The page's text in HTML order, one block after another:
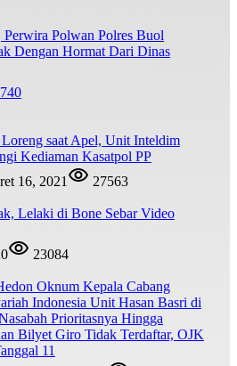
Polwan Polres Buol
Dengan Hormat Dari Dinas
saat Apel, Unit Inteldim
Kediaman Kasatpol PP
16, 2021
27563
Lelaki di Bone Sebar Video
23084
Oknum Kepala Cabang
Indonesia Unit Hasan Basri di
Prioritasnya Hingga
Bilyet Giro Tidak Terdaftar, OJK
11